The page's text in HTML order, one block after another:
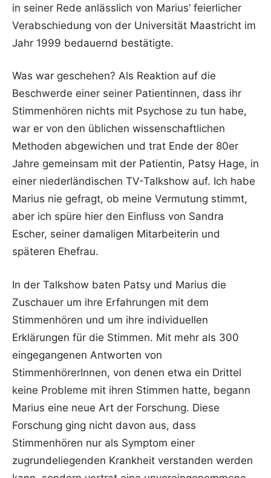
in seiner Rede anlässlich von Marius’ feierlicher
Verabschiedung von der Universität Maastricht im
Jahr 1999 bedauernd bestätigte.
Was war geschehen? Als Reaktion auf die
Beschwerde einer seiner Patientinnen, dass ihr
Stimmenhören nichts mit Psychose zu tun habe,
war er von den üblichen wissenschaftlichen
Methoden abgewichen und trat Ende der 80er
Jahre gemeinsam mit der Patientin, Patsy Hage, in
einer niederländischen TV-Talkshow auf. Ich habe
Marius nie gefragt, ob meine Vermutung stimmt,
aber ich spüre hier den Einfluss von Sandra
Escher, seiner damaligen Mitarbeiterin und
späteren Ehefrau.
In der Talkshow baten Patsy und Marius die
Zuschauer um ihre Erfahrungen mit dem
Stimmenhören und um ihre individuellen
Erklärungen für die Stimmen. Mit mehr als 300
eingegangenen Antworten von
StimmenhörerInnen, von denen etwa ein Drittel
keine Probleme mit ihren Stimmen hatte, begann
Marius eine neue Art der Forschung. Diese
Forschung ging nicht davon aus, dass
Stimmenhören nur als Symptom einer
zugrundeliegenden Krankheit verstanden werden